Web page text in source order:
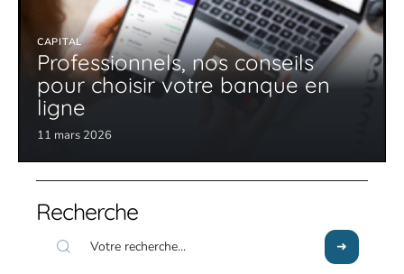
CAPITAL
Professionnels, nos conseils
pour choisir votre banque en
ligne
11 mars 2026
Recherche